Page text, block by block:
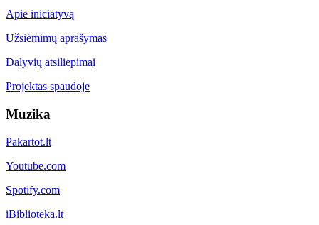
Apie iniciatyvą
Užsiėmimų aprašymas
Dalyvių atsiliepimai
Projektas spaudoje
Muzika
Pakartot.lt
Youtube.com
Spotify.com
iBiblioteka.lt